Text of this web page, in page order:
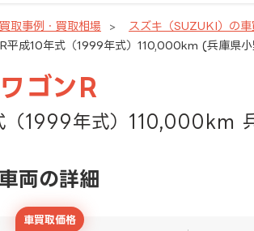
取事例・買取相場 スズキ（SUZUKI）の
平成10年式（1999年式）110,000km (兵庫県小
ゴンR
（1999年式）110,000km
両の詳細
車買取価格